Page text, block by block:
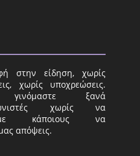
στην είδηση, χωρίς
χωρίς υποχρεώσεις.
ξανά
χωρίς να
κάποιους να
απόψεις.